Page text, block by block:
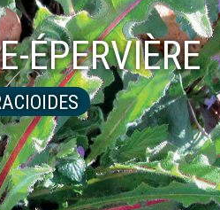
ÉPERVIÈRE